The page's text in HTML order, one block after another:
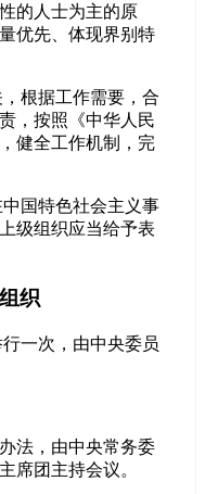
的人士为主的原
优先、体现界别特
根据工作需要，合
，按照《中华人民
健全工作机制，完
国特色社会主义事
级组织应当给予表
织
一次，由中央委员
法，由中央常务委
席团主持会议。